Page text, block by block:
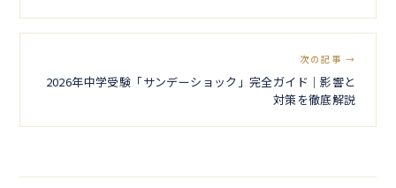
次の記事 →
2026年中学受験「サンデーショック」完全ガイド｜影響と
対策を徹底解説